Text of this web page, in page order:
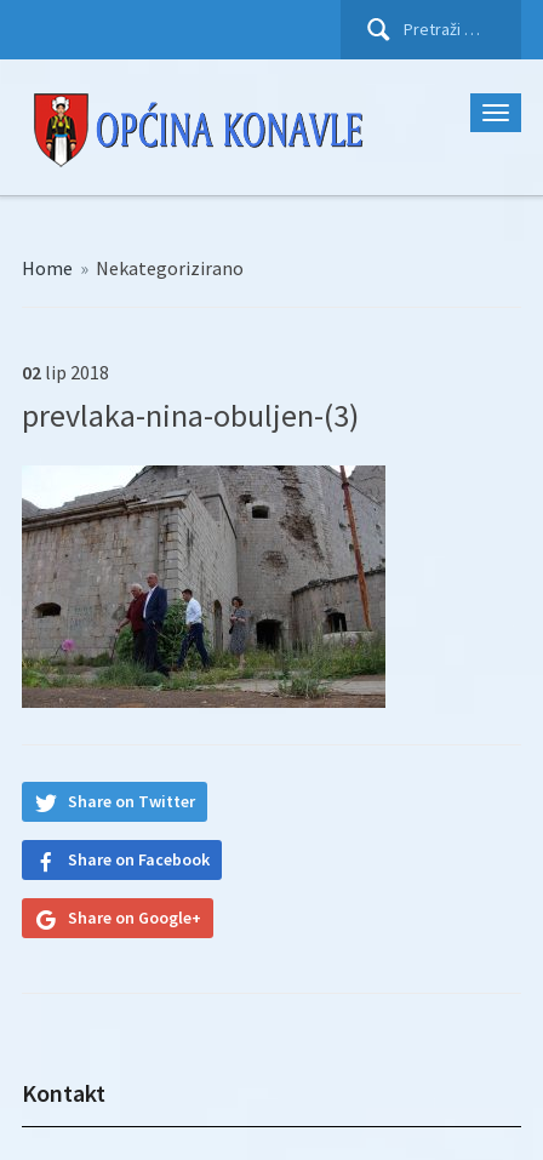
Pretraži:
Home » Nekategorizirano
02 lip 2018
prevlaka-nina-obuljen-(3)
Share on Twitter
Share on Facebook
Share on Google+
Kontakt